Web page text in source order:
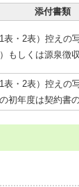
添付書類
表・2表）控えの
もしくは源泉徴
表・2表）控えの
初年度は契約書